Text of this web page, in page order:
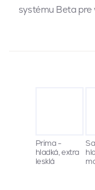
systému Beta pre
Prima -
hladká, extra
lesklá